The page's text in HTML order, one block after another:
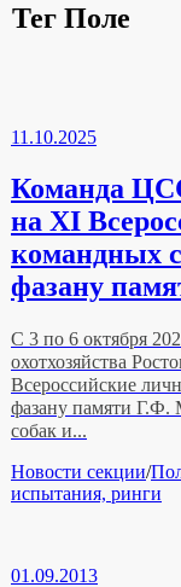
Тег Поле
11.10.2025
Команда
на XI
командных
фазану
С 3 по 6 октября
охотхозяйства
Всероссийские
фазану памяти Г.Ф.
собак и...
Рубрики
Новости секции/
испытания, ринги
01.09.2013